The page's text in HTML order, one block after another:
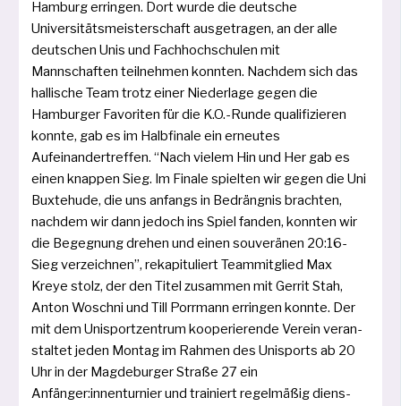
Hamburg errin­gen. Dort wur­de die deut­sche
Universitätsmeisterschaft aus­ge­tra­gen, an der alle
deut­schen Unis und Fachhochschulen mit
Mannschaften teil­neh­men konn­ten. Nachdem sich das
hal­li­sche Team trotz einer Niederlage gegen die
Hamburger Favoriten für die K.O.-Runde qua­li­fi­zie­ren
konn­te, gab es im Halbfinale ein erneu­tes
Aufeinandertreffen. “Nach vie­lem Hin und Her gab es
einen knap­pen Sieg. Im Finale spiel­ten wir gegen die Uni
Buxtehude, die uns anfangs in Bedrängnis brach­ten,
nach­dem wir dann jedoch ins Spiel fan­den, konn­ten wir
die Begegnung dre­hen und einen sou­ve­rä­nen 20:16-
Sieg ver­zeich­nen”, reka­pi­tu­liert Teammitglied Max
Kreye stolz, der den Titel zusam­men mit Gerrit Stah,
Anton Woschni und Till Porrmann errin­gen konn­te. Der
mit dem Unisportzentrum koope­rie­ren­de Verein ver­an­
stal­tet jeden Montag im Rahmen des Unisports ab 20
Uhr in der Magdeburger Straße 27 ein
Anfänger:innenturnier und trai­niert regel­mä­ßig diens­